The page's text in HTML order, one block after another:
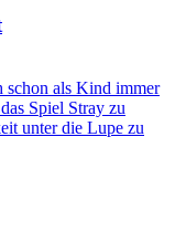
schon als Kind immer
Spiel Stray zu
unter die Lupe zu